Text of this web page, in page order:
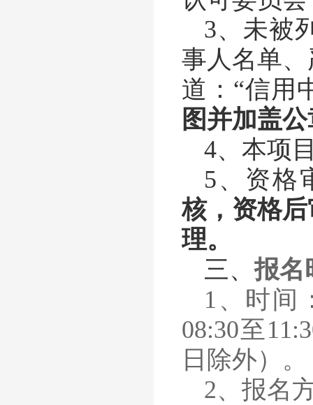
3、未被
事人名单
道：“信用
图并加盖
4、本项
5、资格
核，资格
理。
三、报名
1、时间
08:30至
日除外）。
2、报名